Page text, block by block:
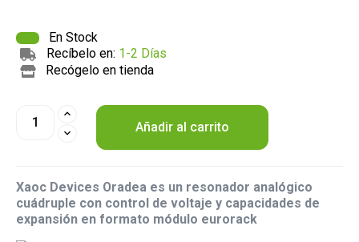
En Stock
Recíbelo en: 1-2 Días
Recógelo en tienda
Añadir al carrito
Xaoc Devices Oradea es un resonador analógico
cuádruple con control de voltaje y capacidades de
expansión en formato módulo eurorack